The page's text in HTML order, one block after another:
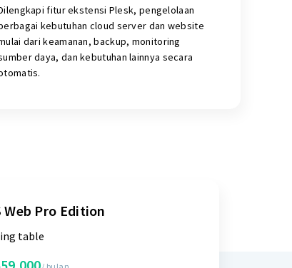
fitur ekstensi Plesk, pengelolaan
kebutuhan cloud server dan website
dari keamanan, backup, monitoring
daya, dan kebutuhan lainnya secara
Web Pro Edition
table